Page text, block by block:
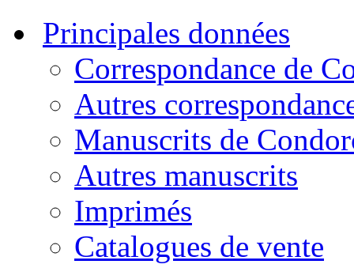
Principales données
Correspondance de
Autres
Manuscrits de
Autres manuscrits
Imprimés
Catalogues de vente